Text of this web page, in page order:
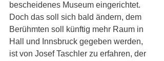
bescheidenes Museum eingerichtet.
Doch das soll sich bald ändern, dem
Berühmten soll künftig mehr Raum in
Hall und Innsbruck gegeben werden,
ist von Josef Taschler zu erfahren, der